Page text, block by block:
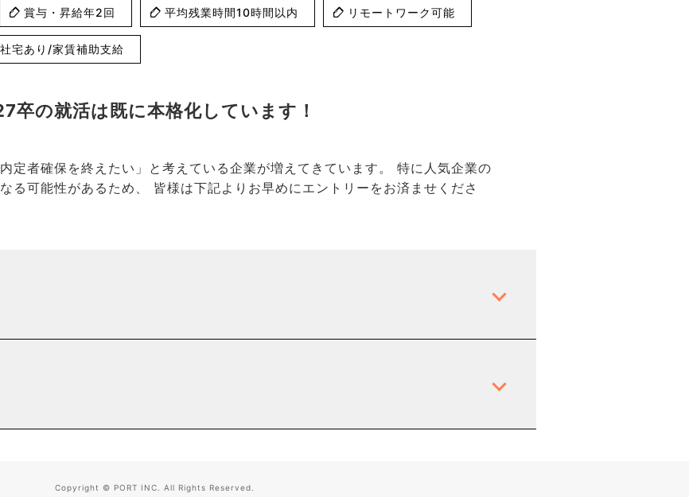
賞与・昇給年2回 平均残業時間10時間以内 リモートワーク可能
社宅あり/家賃補助支給
卒の就活は既に本格化しています！
定者確保を終えたい」と考えている企業が増えてきています。 特に人気企業の
る可能性があるため、 皆様は下記よりお早めにエントリーをお済ませくださ
Copyright © PORT INC. All Rights Reserved.